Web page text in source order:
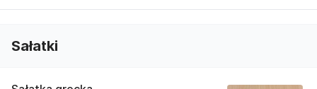
Sałatki